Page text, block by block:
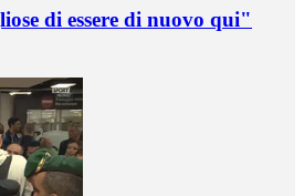
di essere di nuovo qui"